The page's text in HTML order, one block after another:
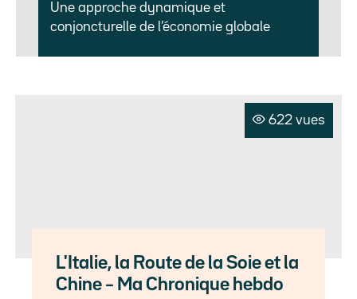
Une approche dynamique et
conjoncturelle de l’économie globale
622 vues
L'Italie, la Route de la Soie et la
Chine – Ma Chronique hebdo